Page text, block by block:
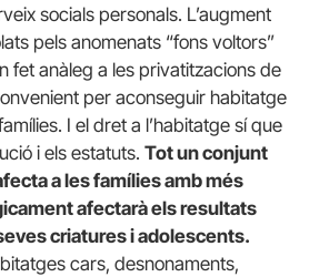
socials personals. L’augment
pels anomenats “fons voltors”
fet anàleg a les privatitzacions de
per aconseguir habitatge
I el dret a l’habitatge sí que
i els estatuts. Tot un conjunt
a les famílies amb més
afectarà els resultats
criatures i adolescents.
cars, desnonaments,